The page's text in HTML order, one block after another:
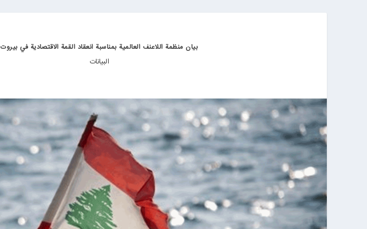
بيان منظمة اللاعنف العالمية بمناسبة انعقاد القمة الاقتصادية في بيروت
البیانات